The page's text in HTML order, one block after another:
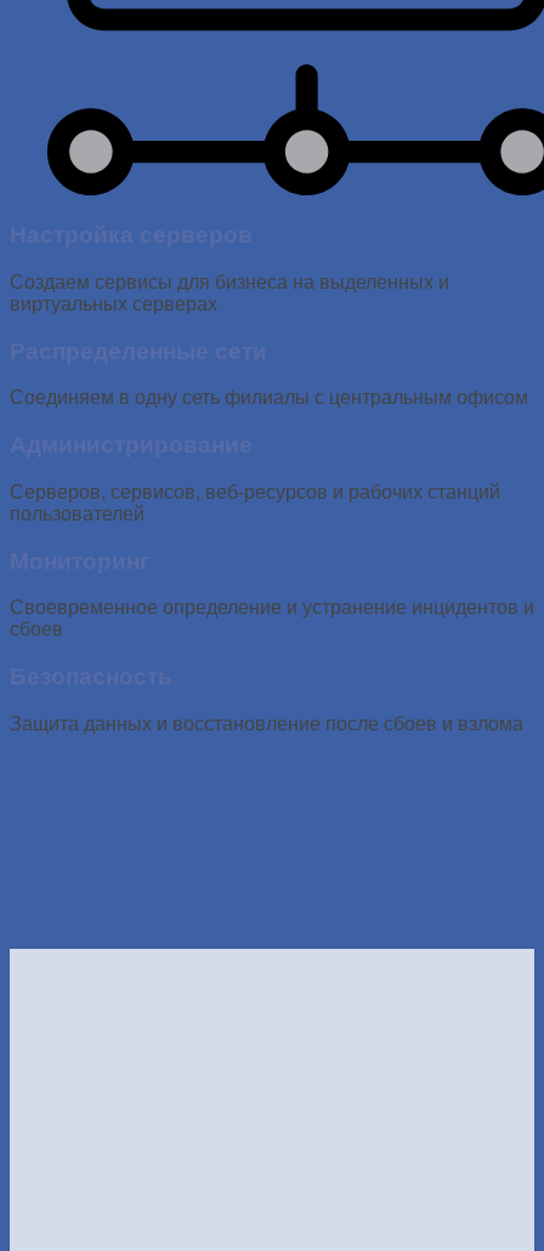
Настройка серверов
Создаем сервисы для бизнеса на выделенных и
виртуальных серверах
Распределенные сети
Соединяем в одну сеть филиалы с центральным офисом
Администрирование
Серверов, сервисов, веб-ресурсов и рабочих станций
пользователей
Мониторинг
Своевременное определение и устранение инцидентов и
сбоев
Безопасность
Защита данных и восстановление после сбоев и взлома